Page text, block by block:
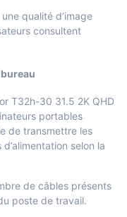
qualité d’image
consultent
T32h-30 31.5 2K QHD
portables
de transmettre les
selon la
de câbles présents
poste de travail.